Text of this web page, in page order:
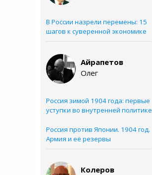
В России назрели перемены: 15
шагов к суверенной экономике
Айрапетов
Олег
Россия зимой 1904 года: первые
уступки во внутренней политике
Россия против Японии. 1904 год.
Армия и её резервы
Колеров